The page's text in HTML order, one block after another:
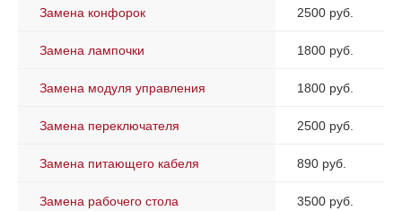
Замена конфорок 2500 руб.
Замена лампочки 1800 руб.
Замена модуля управления 1800 руб.
Замена переключателя 2500 руб.
Замена питающего кабеля 890 руб.
Замена рабочего стола 3500 руб.